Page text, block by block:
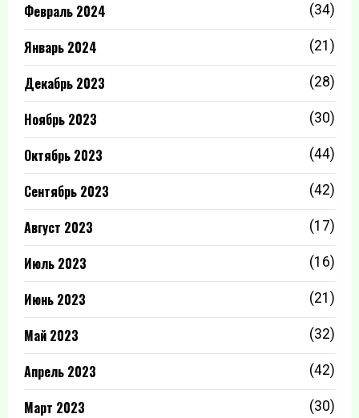
Февраль 2024 (34)
Январь 2024 (21)
Декабрь 2023 (28)
Ноябрь 2023 (30)
Октябрь 2023 (44)
Сентябрь 2023 (42)
Август 2023 (17)
Июль 2023 (16)
Июнь 2023 (21)
Май 2023 (32)
Апрель 2023 (42)
Март 2023 (30)